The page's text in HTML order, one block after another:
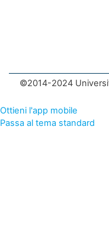
©2014-2024
Ottieni l'app mobile
Passa al tema standard